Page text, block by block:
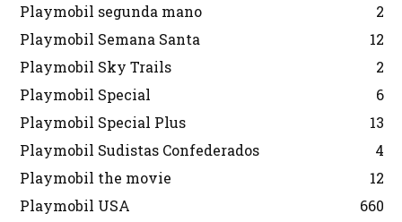
Playmobil segunda mano
2
Playmobil Semana Santa
12
Playmobil Sky Trails
2
Playmobil Special
6
Playmobil Special Plus
13
Playmobil Sudistas Confederados
4
Playmobil the movie
12
Playmobil USA
660